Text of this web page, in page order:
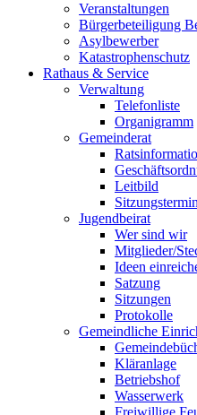
Veranstaltungen
Bürgerbeteiligung
Asylbewerber
Katastrophenschutz
Rathaus & Service
Verwaltung
Telefonliste
Organigramm
Gemeinderat
Leitbild
Jugendbeirat
Wer sind wir
Mitglieder/
Ideen
Satzung
Sitzungen
Protokolle
Gemeindliche
Kläranlage
Betriebshof
Wasserwerk
Freiwillige